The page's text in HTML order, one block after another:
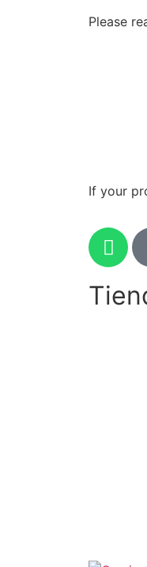
Please
If your